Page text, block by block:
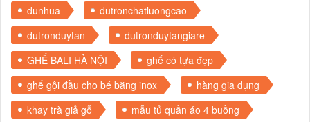
dunhua
dutronchatluongcao
dutronduytan
dutronduytangiare
GHẾ BALI HÀ NỘI
ghế có tựa đẹp
ghế gội đầu cho bé bằng inox
hàng gia dụng
khay trà giả gỗ
mẫu tủ quần áo 4 buồng